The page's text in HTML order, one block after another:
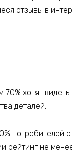
отзывы в
70% хотят
деталей.
потребителей
рейтинг не